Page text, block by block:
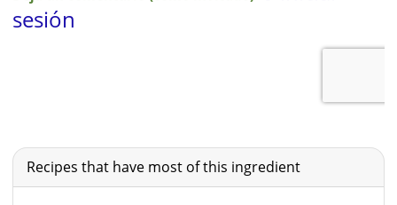
Recipes that have most of this ingredient